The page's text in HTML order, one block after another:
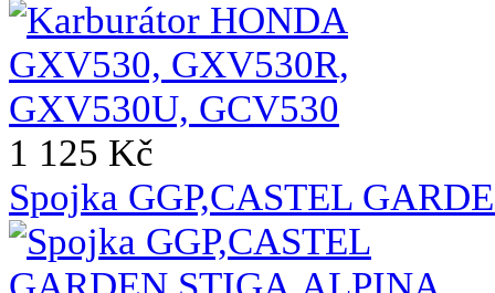
1 125 Kč
Spojka GGP,CASTEL